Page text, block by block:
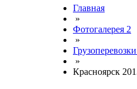
Главная
»
Фотогалерея 2
»
»
Красноярск